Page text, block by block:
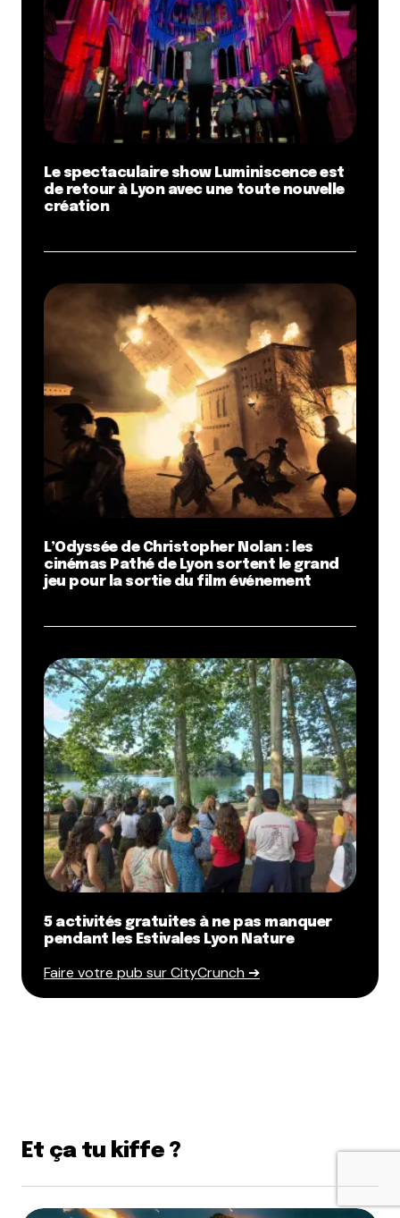
Le spectaculaire show Luminiscence est
de retour à Lyon avec une toute nouvelle
création
L’Odyssée de Christopher Nolan : les
cinémas Pathé de Lyon sortent le grand
jeu pour la sortie du film événement
5 activités gratuites à ne pas manquer
pendant les Estivales Lyon Nature
Faire votre pub sur CityCrunch ➔
Et ça tu kiffe ?